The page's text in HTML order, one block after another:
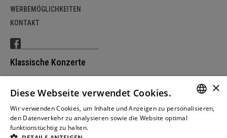
WERBEMÖGLICHKEITEN
KONTAKT
Klassische Konzerte
DEUTSCHLAND
ÖSTERREICH
×
Diese Webseite verwendet Cookies.
Wir verwenden Cookies, um Inhalte und Anzeigen zu personalisieren,
den Datenverkehr zu analysieren sowie die Website optimal
funktionstüchtig zu halten.